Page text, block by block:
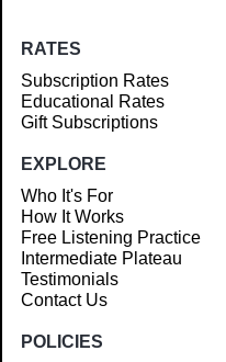
RATES
Subscription Rates
Educational Rates
Gift Subscriptions
EXPLORE
Who It's For
How It Works
Free Listening Practice
Intermediate Plateau
Testimonials
Contact Us
POLICIES